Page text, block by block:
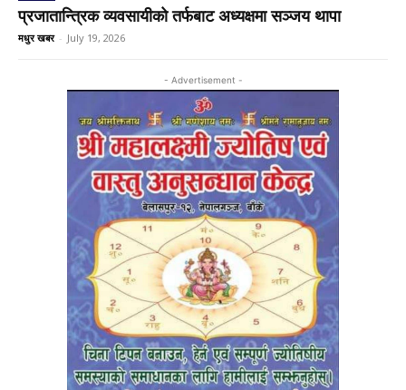
प्रजातान्त्रिक व्यवसायीको तर्फबाट अध्यक्षमा सञ्जय थापा
मधुर खबर - July 19, 2026
- Advertisement -